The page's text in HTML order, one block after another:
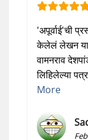
'अपूर्वाई'ची
केलेलं लेखन या
वामनराव
लिहिलेल्या
More